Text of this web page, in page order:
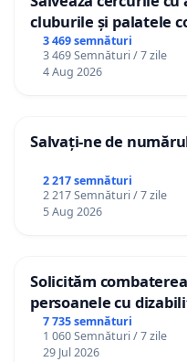
cluburile și palatele
3 469 semnături
3 469 Semnături / 7 zile
4 Aug 2026
Salvați-ne de
2 217 semnături
2 217 Semnături / 7 zile
5 Aug 2026
Solicităm
persoanele cu
7 735 semnături
1 060 Semnături / 7 zile
29 Jul 2026